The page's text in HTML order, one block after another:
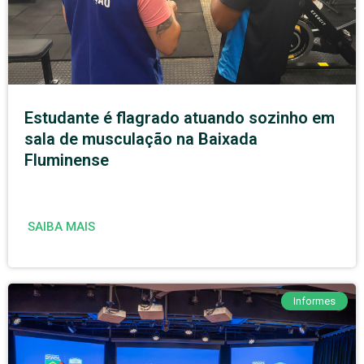
Estudante é flagrado atuando sozinho em
sala de musculação na Baixada
Fluminense
SAIBA MAIS
Informes